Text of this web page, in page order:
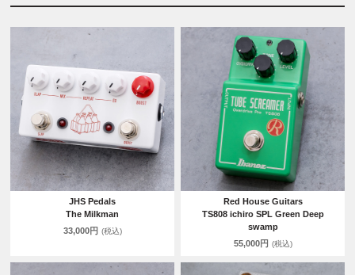
JHS Pedals
The Milkman
33,000円 (税込)
Red House Guitars
TS808 ichiro SPL Green Deep
swamp
55,000円 (税込)